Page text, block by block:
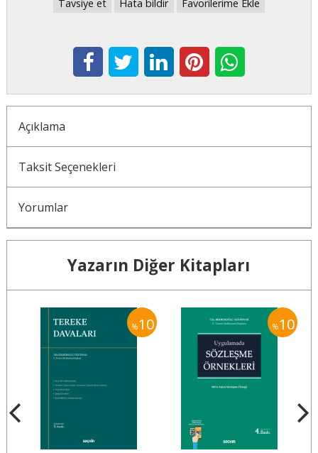
Tavsiye et Hata bildir Favorilerime Ekle
Açıklama
Taksit Seçenekleri
Yorumlar
Yazarın Diğer Kitapları
%10 %10